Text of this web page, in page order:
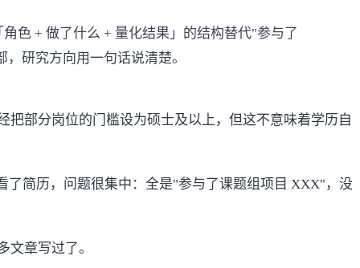
色 + 做了什么 + 量化结果」的结构替代"参与了
研究方向用一句话说清楚。
把部分岗位的门槛设为硕士及以上，但这不意味着学历自
了简历，问题很集中：全是"参与了课题组项目 XXX"，没
章写过了。